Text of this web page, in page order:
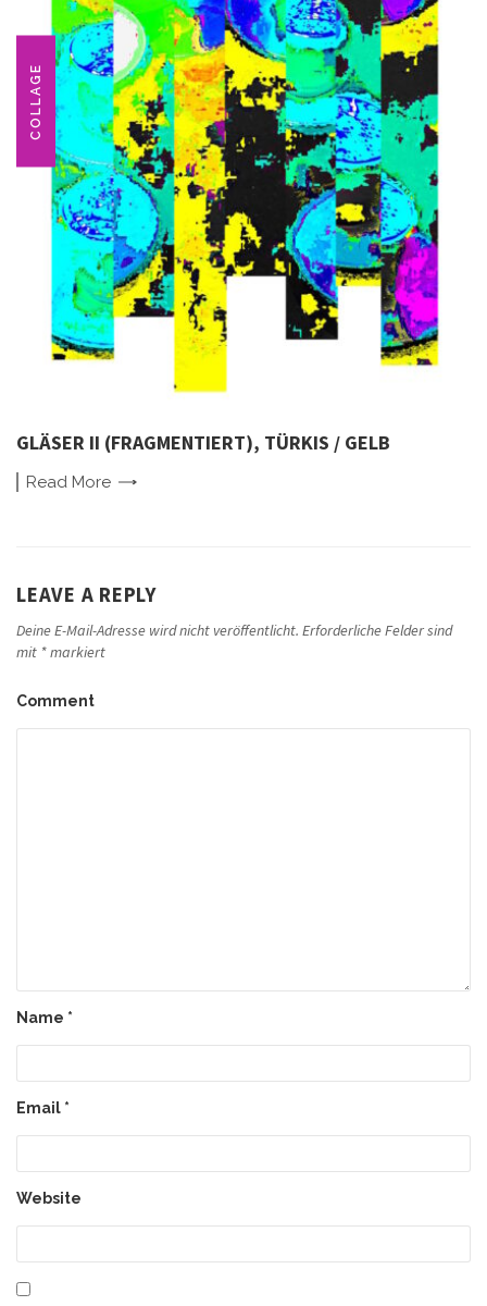
COLLAGE
GLÄSER II (FRAGMENTIERT), TÜRKIS / GELB
Read More
LEAVE A REPLY
Deine E-Mail-Adresse wird nicht veröffentlicht. Erforderliche Felder sind
mit *markiert
Comment
Name *
Email *
Website